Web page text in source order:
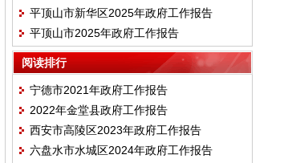
平顶山市新华区2025年政府工作报告
平顶山市2025年政府工作报告
阅读排行
宁德市2021年政府工作报告
2022年金堂县政府工作报告
西安市高陵区2023年政府工作报告
六盘水市水城区2024年政府工作报告